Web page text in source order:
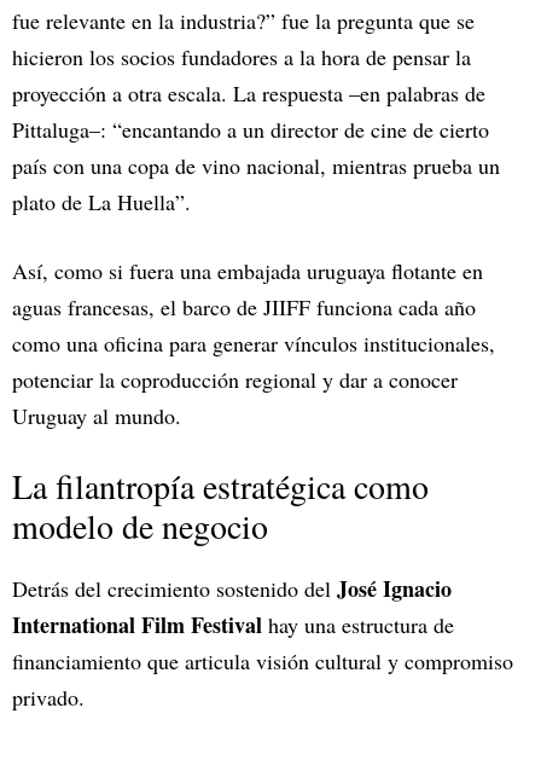
fue relevante en la industria?” fue la pregunta que se
hicieron los socios fundadores a la hora de pensar la
proyección a otra escala. La respuesta –en palabras de
Pittaluga–: “encantando a un director de cine de cierto
país con una copa de vino nacional, mientras prueba un
plato de La Huella”.
Así, como si fuera una embajada uruguaya flotante en
aguas francesas, el barco de JIIFF funciona cada año
como una oficina para generar vínculos institucionales,
potenciar la coproducción regional y dar a conocer
Uruguay al mundo.
La filantropía estratégica como
modelo de negocio
Detrás del crecimiento sostenido del José Ignacio
International Film Festival hay una estructura de
financiamiento que articula visión cultural y compromiso
privado.